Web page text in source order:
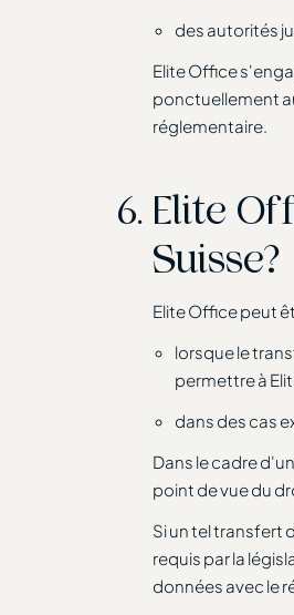
des autorités
Elite Office
ponctuellement
réglementaire.
Elite
Suisse?
Elite Office peut
lorsque le
permettre à
dans des cas
Dans le cadre
point de vue du
Si un tel transfert
requis par la
données avec le